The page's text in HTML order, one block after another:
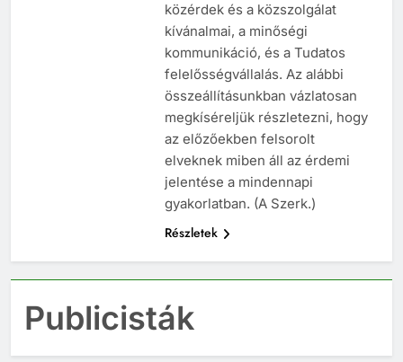
közérdek és a közszolgálat
kívánalmai, a minőségi
kommunikáció, és a Tudatos
felelősségvállalás. Az alábbi
összeállításunkban vázlatosan
megkíséreljük részletezni, hogy
az előzőekben felsorolt
elveknek miben áll az érdemi
jelentése a mindennapi
gyakorlatban. (A Szerk.)
Részletek
Publicisták